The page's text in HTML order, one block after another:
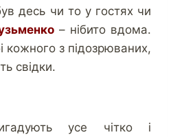
десь чи то у гостях чи
– нібито вдома.
кожного з підозрюваних,
свідки.
усе чітко і